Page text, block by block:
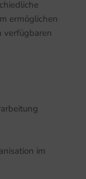
ermöglichen
verfügbaren
im